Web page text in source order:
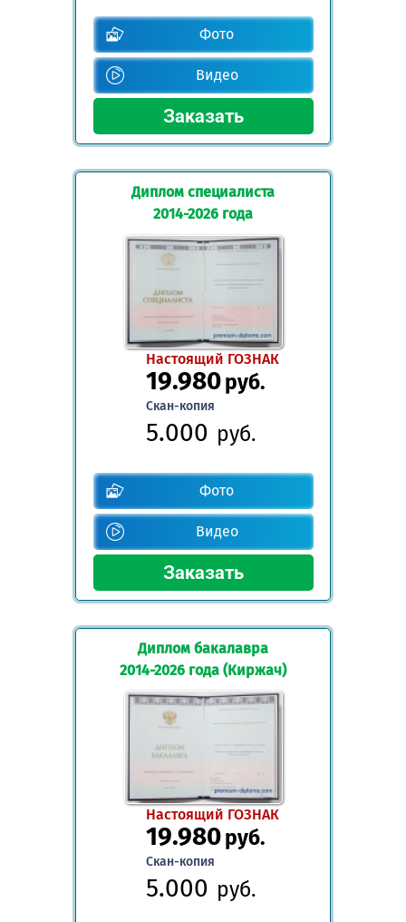
Фото
Видео
Диплом специалиста
2014-2026 года
Настоящий ГОЗНАК
19.980руб.
Скан-копия
5.000 руб.
Фото
Видео
Диплом бакалавра
2014-2026 года (Киржач)
Настоящий ГОЗНАК
19.980руб.
Скан-копия
5.000 руб.